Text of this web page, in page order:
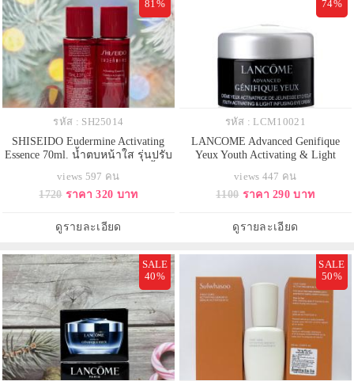
81%
รหัส : SH25014
SHISEIDO Eudermine Activating
Essence 70ml. น้ำตบหน้าใส รุ่นปรับ
บำรุงผิวอย่างล้ำลึก และผลัดเซลล์ผิว
อย่างอ่อนโยน เพื่อผลลัพธ์ผิวนุ่ม ชุ่ม
views 597 คน
1720 ราคา 320 บาท
ดูรายละเอียด
74%
รหัส : LCM10021
LANCOME Advanced Genifique
Yeux Youth Activating & Light
ml. สูตรปรับปรุงใหม่ เข้มข้นขึ้น
เพิ่มความชุ่มชื้นยาวนานถึง
หมองคล้ำ ไม่สดใส ให้อิ่มเอิบราวกับ
ได้นอนหลับพักผ่อนเต็มอิ่ม 8 ชม.!
views 447 คน
1100 ราคา 290 บาท
ดูรายละเอียด
SALE
40%
SALE
50%